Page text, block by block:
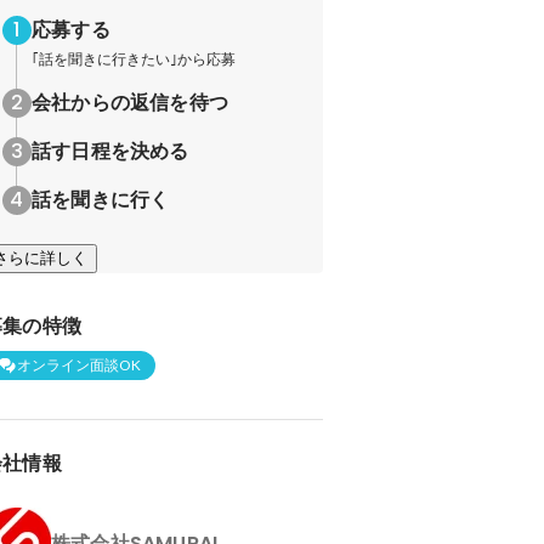
応募する
｢話を聞きに行きたい｣から応募
会社からの返信を待つ
話す日程を決める
話を聞きに行く
らに詳しく
の特徴
オンライン面談OK
情報